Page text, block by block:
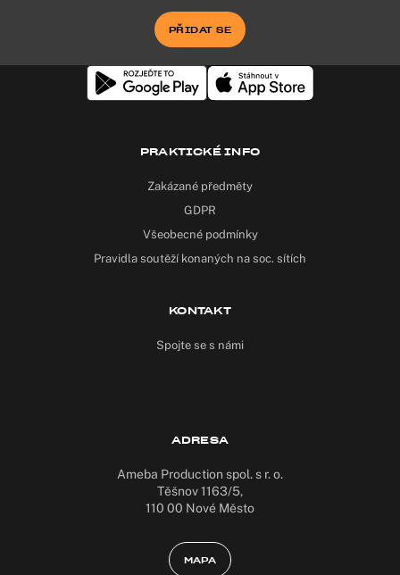
PŘIDAT SE
PRAKTICKÉ INFO
Zakázané předměty
GDPR
Všeobecné podmínky
Pravidla soutěží konaných na soc. sítích
KONTAKT
Spojte se s námi
ADRESA
Ameba Production spol. s r. o.
Těšnov 1163/5,
110 00 Nové Město
MAPA